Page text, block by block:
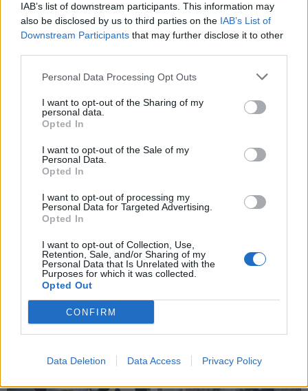
IAB’s list of downstream participants. This information may
also be disclosed by us to third parties on the IAB’s List of
Downstream Participants that may further disclose it to other
Personal Data Processing Opt Outs
I want to opt-out of the Sharing of my
personal data.
Opted In
I want to opt-out of the Sale of my
Personal Data.
Opted In
I want to opt-out of processing my
Personal Data for Targeted Advertising.
Opted In
I want to opt-out of Collection, Use,
Retention, Sale, and/or Sharing of my
Personal Data that Is Unrelated with the
Purposes for which it was collected.
Opted Out
CONFIRM
Data Deletion Data Access Privacy Policy
Sutinku sutaisyklėmis
This site is protected by
reCAPTCHA and the Google
Privacy PolicyandTerms of
Serviceapply.
TAIP PAT SKAITYKITE